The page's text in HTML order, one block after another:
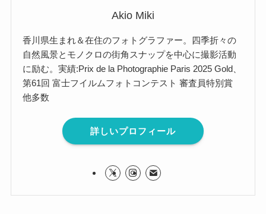
Akio Miki
香川県生まれ＆在住のフォトグラファー。四季折々の
自然風景とモノクロの街角スナップを中心に撮影活動
に励む。実績:Prix de la Photographie Paris 2025 Gold、
第61回 富士フイルムフォトコンテスト 審査員特別賞
他多数
詳しいプロフィール